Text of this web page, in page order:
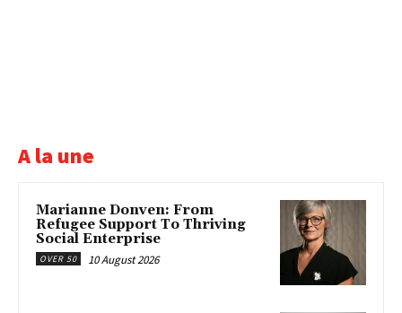
A la une
Marianne Donven: From
Refugee Support To Thriving
Social Enterprise
OVER 50 10 August 2026